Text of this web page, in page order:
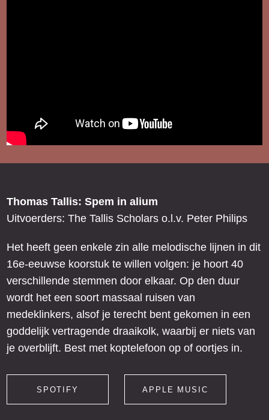
Thomas Tallis: Spem in alium
Uitvoerders: The Tallis Scholars o.l.v. Peter Philips
Het heeft geen enkele zin alle melodische lijnen in dit
16e-eeuwse koorstuk te willen volgen: je hoort 40
verschillende stemmen door elkaar. Op den duur
wordt het een soort massaal ruisen van
medeklinkers, alsof je terecht bent gekomen in een
goddelijk vertragende draaikolk, waarbij er niets van
je overblijft. Best met koptelefoon op of oortjes in.
SPOTIFY APPLE MUSIC